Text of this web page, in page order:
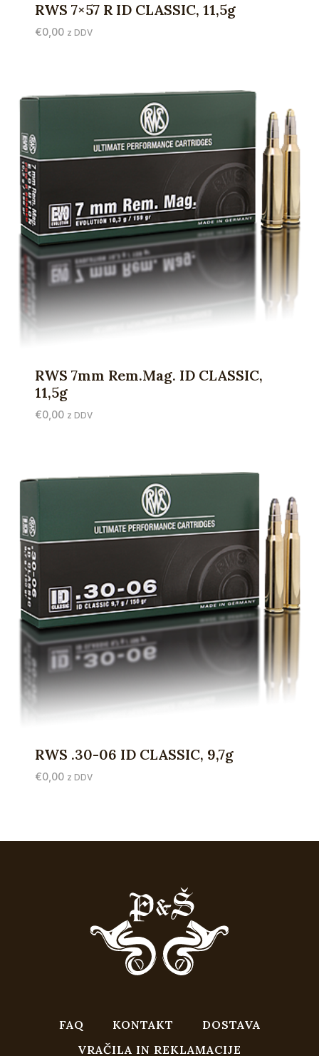
RWS 7×57 R ID CLASSIC, 11,5g
€0,00 z DDV
RWS 7mm Rem.Mag. ID CLASSIC,
11,5g
€0,00 z DDV
RWS .30-06 ID CLASSIC, 9,7g
€0,00 z DDV
FAQ KONTAKT
DOSTAVA
VRAČILA IN REKLAMACIJE